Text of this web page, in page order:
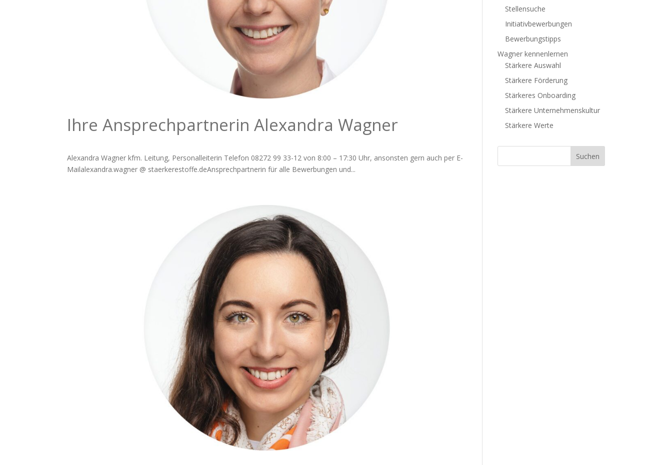
Ihre Ansprechpartnerin Alexandra Wagner
Alexandra Wagner kfm. Leitung, Personalleiterin Telefon 08272 99 33-12 von 8:00 – 17:30 Uhr, ansonsten gern auch per E-
Mailalexandra.wagner @ staerkerestoffe.deAnsprechpartnerin für alle Bewerbungen und...
Stellensuche
Initiativbewerbungen
Bewerbungstipps
Wagner kennenlernen
Stärkere Auswahl
Stärkere Förderung
Stärkeres Onboarding
Stärkere Unternehmenskultur
Stärkere Werte